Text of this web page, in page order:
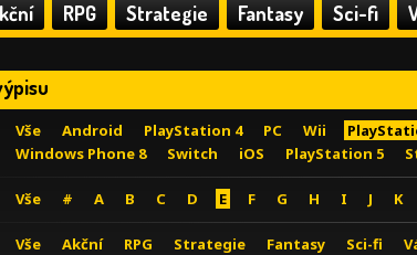
RPG Strategie Fantasy Sci-fi
Vše Android PlayStation 4 PC Wii
Windows Phone 8
Switch iOS PlayStation 5
Vše # A B C D E F G H I J K
Vše Akční RPG Strategie Fantasy Sci-fi